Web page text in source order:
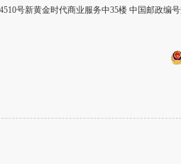
号新黄金时代商业服务中35楼 中国邮政编